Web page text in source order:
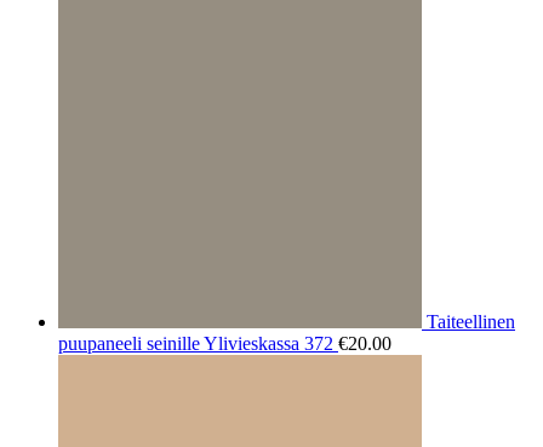
Taiteellinen
puupaneeli seinille Ylivieskassa 372 €20.00